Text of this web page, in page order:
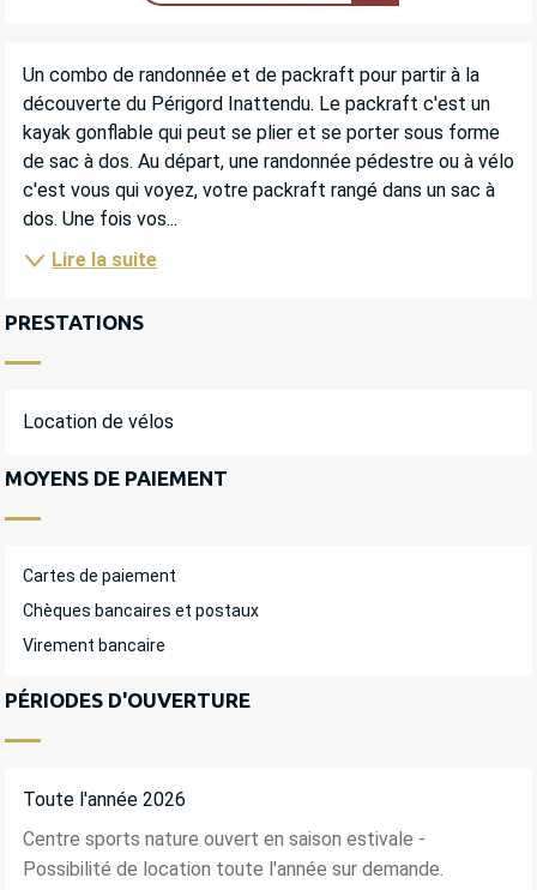
DESCRIPTION
Un combo de randonnée et de packraft pour partir à la
découverte du Périgord Inattendu. Le packraft c'est un
kayak gonflable qui peut se plier et se porter sous forme
de sac à dos. Au départ, une randonnée pédestre ou à vélo
c'est vous qui voyez, votre packraft rangé dans un sac à
dos. Une fois vos...
Lire la suite
PRESTATIONS
Location de vélos
MOYENS DE PAIEMENT
Cartes de paiement
Chèques bancaires et postaux
Virement bancaire
PÉRIODES D'OUVERTURE
Toute l'année 2026
Centre sports nature ouvert en saison estivale -
Possibilité de location toute l'année sur demande.